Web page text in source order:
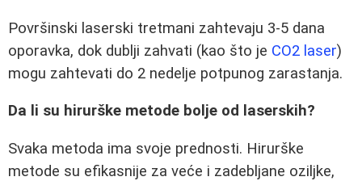
Površinski laserski tretmani zahtevaju 3-5 dana
oporavka, dok dublji zahvati (kao što je CO2 laser)
mogu zahtevati do 2 nedelje potpunog zarastanja.
Da li su hirurške metode bolje od laserskih?
Svaka metoda ima svoje prednosti. Hirurške
metode su efikasnije za veće i zadebljane oziljke,